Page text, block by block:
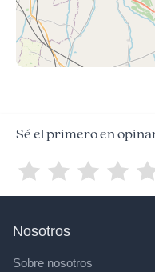
Sé el primero en
Nosotros
Sobre nosotros